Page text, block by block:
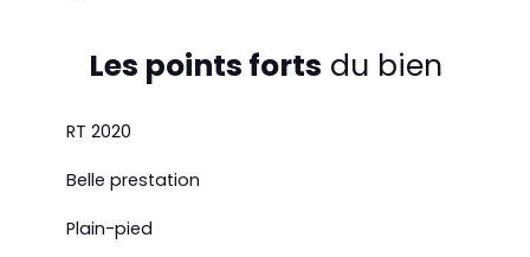
Les points forts du bien
RT 2020
Belle prestation
Plain-pied